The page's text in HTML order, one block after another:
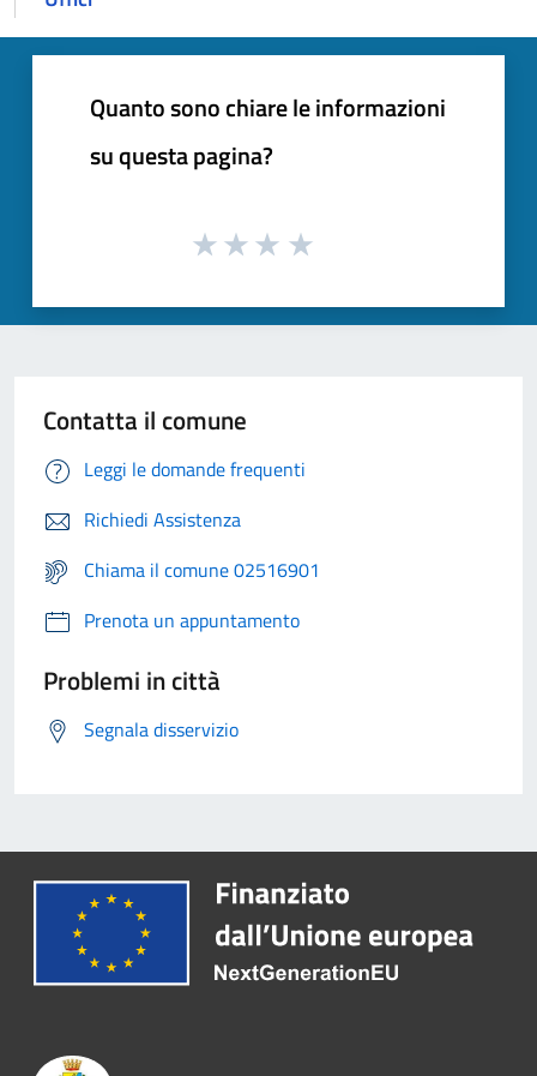
Quanto sono chiare le informazioni
su questa pagina?
Contatta il comune
Leggi le domande frequenti
Richiedi Assistenza
Chiama il comune 02516901
Prenota un appuntamento
Problemi in città
Segnala disservizio